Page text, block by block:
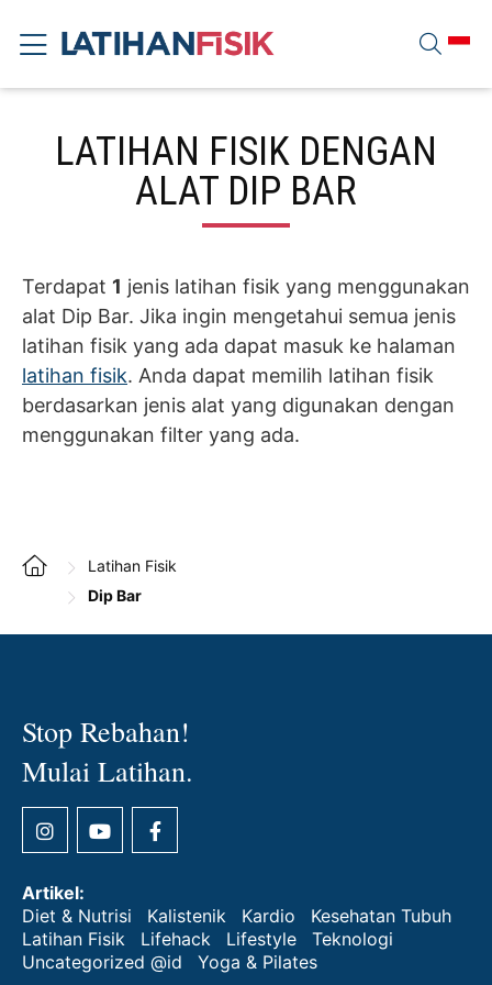
LATIHAN FISIK DENGAN
ALAT DIP BAR
Terdapat 1 jenis latihan fisik yang menggunakan
alat Dip Bar. Jika ingin mengetahui semua jenis
latihan fisik yang ada dapat masuk ke halaman
latihan fisik. Anda dapat memilih latihan fisik
berdasarkan jenis alat yang digunakan dengan
menggunakan filter yang ada.
Latihan Fisik
Dip Bar
Stop Rebahan!
Mulai Latihan.
Artikel:
Diet & Nutrisi
Kalistenik Kardio
Kesehatan Tubuh
Latihan Fisik
Lifehack Lifestyle
Teknologi
Uncategorized @id
Yoga & Pilates